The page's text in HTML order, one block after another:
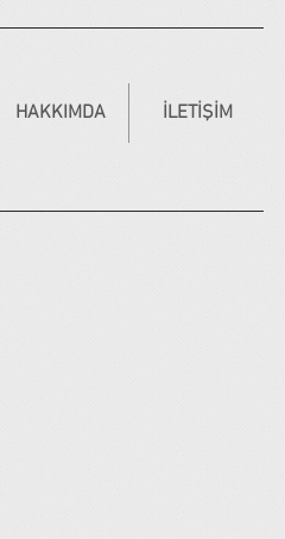
HAKKIMDA İLETİŞİM